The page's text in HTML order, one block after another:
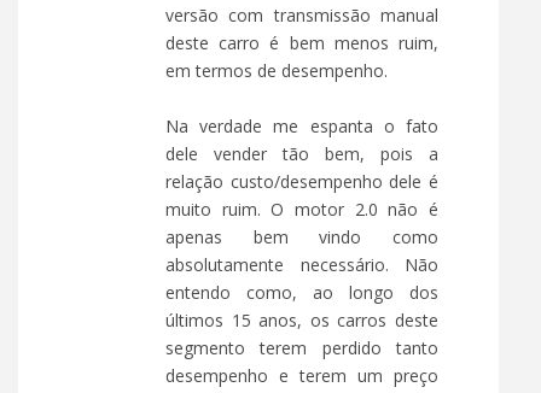
versão com transmissão manual
deste carro é bem menos ruim,
em termos de desempenho.
Na verdade me espanta o fato
dele vender tão bem, pois a
relação custo/desempenho dele é
muito ruim. O motor 2.0 não é
apenas bem vindo como
absolutamente necessário. Não
entendo como, ao longo dos
últimos 15 anos, os carros deste
segmento terem perdido tanto
desempenho e terem um preço